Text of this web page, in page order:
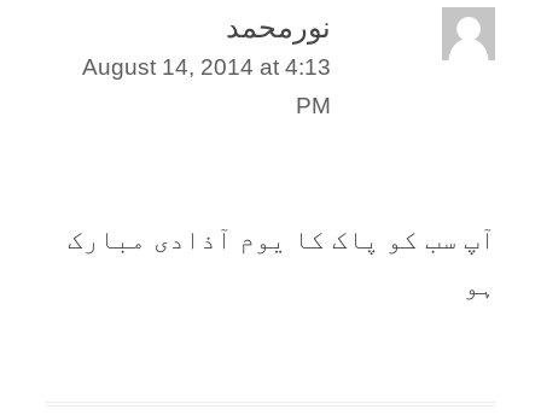
نورمحمد
August 14, 2014 at 4:13
PM
آپ سب کو پاک کا یوم آذادی مبارک
ہو